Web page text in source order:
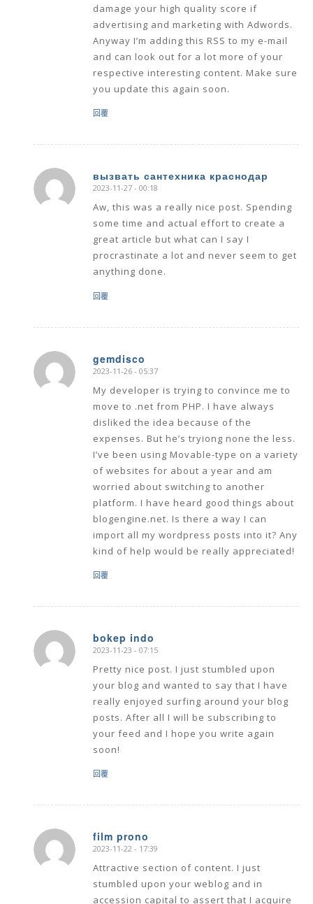
damage your high quality score if
advertising and marketing with Adwords.
Anyway I’m adding this RSS to my e-mail
and can look out for a lot more of your
respective interesting content. Make sure
you update this again soon.
回覆
вызвать сантехника краснодар
says:
2023-11-27 - 00:18
Aw, this was a really nice post. Spending
some time and actual effort to create a
great article but what can I say I
procrastinate a lot and never seem to get
anything done.
回覆
gemdisco
says:
2023-11-26 - 05:37
My developer is trying to convince me to
move to .net from PHP. I have always
disliked the idea because of the
expenses. But he’s tryiong none the less.
I’ve been using Movable-type on a variety
of websites for about a year and am
worried about switching to another
platform. I have heard good things about
blogengine.net. Is there a way I can
import all my wordpress posts into it? Any
kind of help would be really appreciated!
回覆
bokep indo
says:
2023-11-23 - 07:15
Pretty nice post. I just stumbled upon
your blog and wanted to say that I have
really enjoyed surfing around your blog
posts. After all I will be subscribing to
your feed and I hope you write again
soon!
回覆
film prono
says:
2023-11-22 - 17:39
Attractive section of content. I just
stumbled upon your weblog and in
accession capital to assert that I acquire